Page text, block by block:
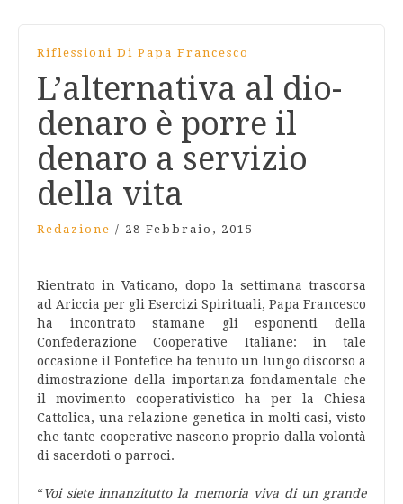
Riflessioni Di Papa Francesco
L’alternativa al dio-
denaro è porre il
denaro a servizio
della vita
Redazione / 28 Febbraio, 2015
Rientrato in Vaticano, dopo la settimana trascorsa
ad Ariccia per gli Esercizi Spirituali, Papa Francesco
ha incontrato stamane gli esponenti della
Confederazione Cooperative Italiane: in tale
occasione il Pontefice ha tenuto un lungo discorso a
dimostrazione della importanza fondamentale che
il movimento cooperativistico ha per la Chiesa
Cattolica, una relazione genetica in molti casi, visto
che tante cooperative nascono proprio dalla volontà
di sacerdoti o parroci.
“Voi siete innanzitutto la memoria viva di un grande